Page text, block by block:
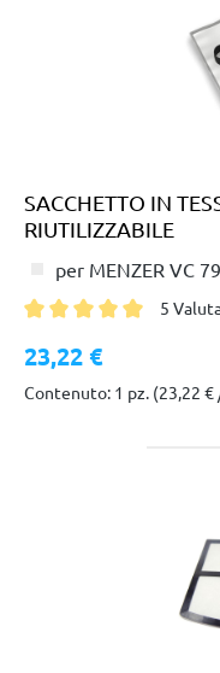
SACCHETTO IN
RIUTILIZZABILE
per MENZER VC
5
23,22 €
Contenuto: 1 pz. (23,22 €